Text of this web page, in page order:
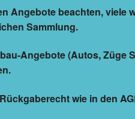
Angebote beachten, viele
Sammlung.
Angebote (Autos, Züge
wie in den